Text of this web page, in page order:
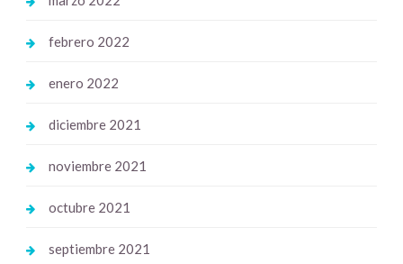
febrero 2022
enero 2022
diciembre 2021
noviembre 2021
octubre 2021
septiembre 2021